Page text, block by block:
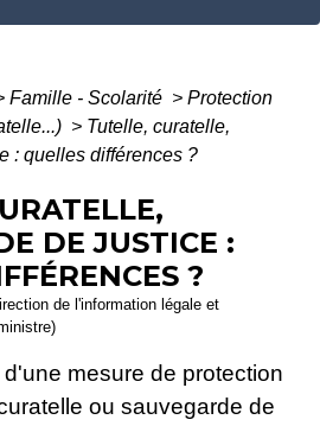
Famille - Scolarité > Protection
> Tutelle, curatelle,
: quelles différences ?
DE JUSTICE :
?
de l'information légale et
mesure de protection
ou sauvegarde de